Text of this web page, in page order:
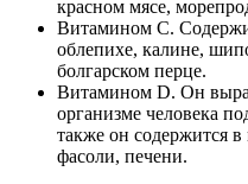
красном мясе,
Витамином С.
облепихе, калине,
болгарском перце.
Витамином D. Он
организме человека
также он содержится
фасоли, печени.